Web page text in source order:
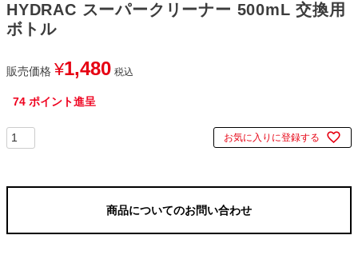
HYDRAC スーパークリーナー 500mL 交換用
ボトル
販売価格 ¥1,480 税込
74 ポイント進呈
お気に入りに登録する
商品についてのお問い合わせ